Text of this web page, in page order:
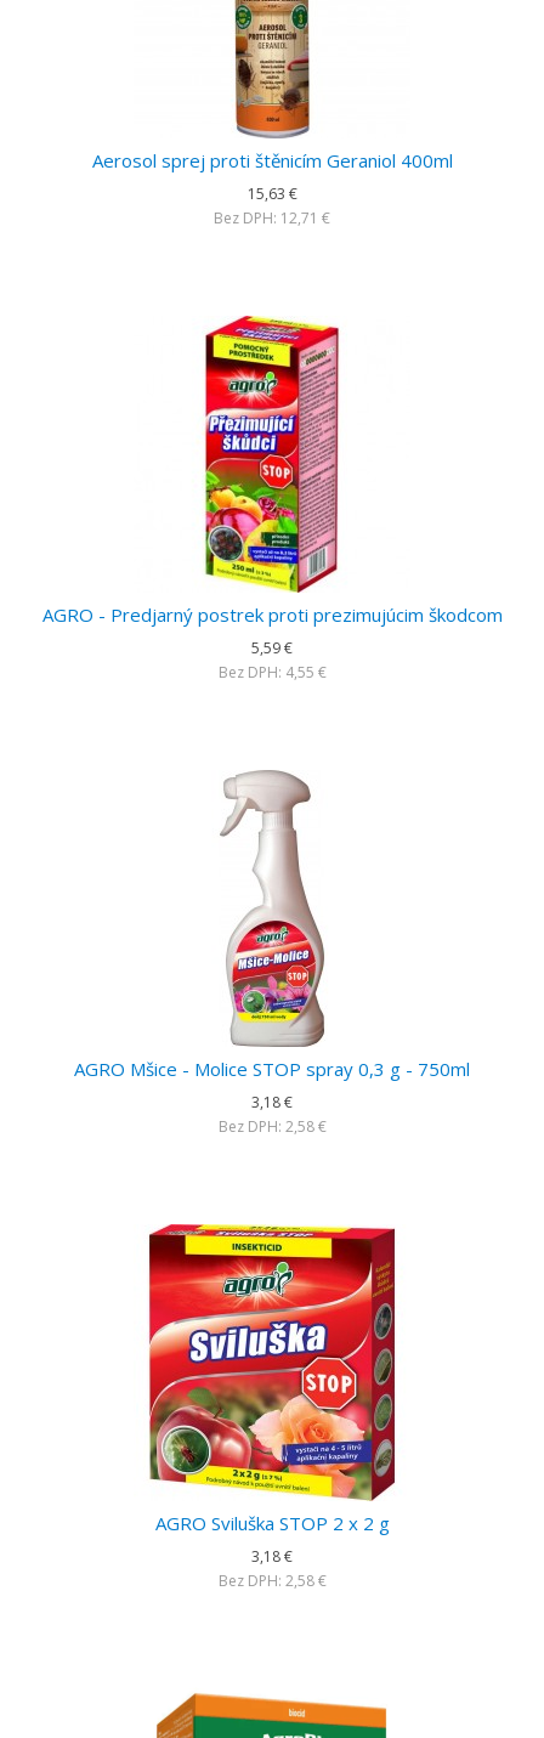
Aerosol sprej proti štěnicím Geraniol 400ml
15,63 €
Bez DPH: 12,71 €
AGRO - Predjarný postrek proti prezimujúcim škodcom
5,59 €
Bez DPH: 4,55 €
AGRO Mšice - Molice STOP spray 0,3 g - 750ml
3,18 €
Bez DPH: 2,58 €
AGRO Sviluška STOP 2 x 2 g
3,18 €
Bez DPH: 2,58 €